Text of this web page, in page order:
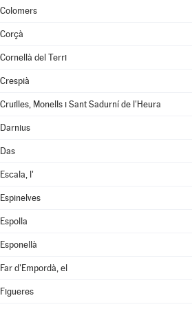
Colomers
Corçà
Cornellà del Terri
Crespià
Cruïlles, Monells i Sant Sadurní de l'Heura
Darnius
Das
Escala, l'
Espinelves
Espolla
Esponellà
Far d'Empordà, el
Figueres